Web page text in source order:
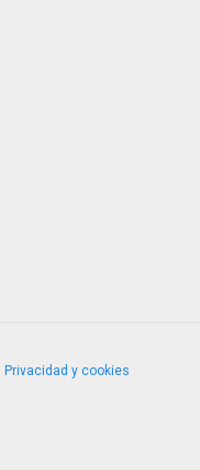
Privacidad y cookies